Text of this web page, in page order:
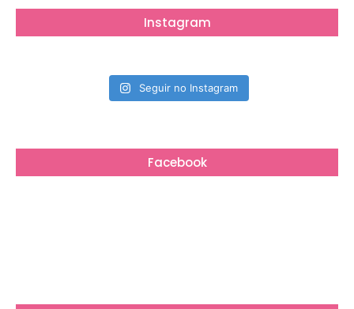
Instagram
Seguir no Instagram
Facebook